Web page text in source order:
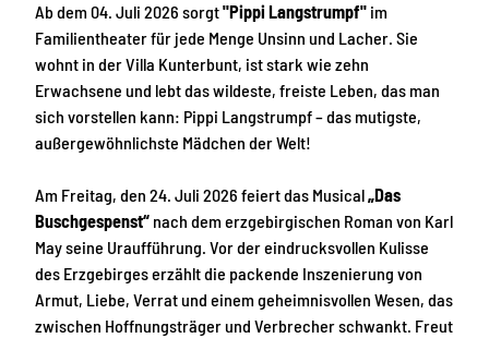
Ab dem 04. Juli 2026 sorgt"Pippi Langstrumpf" im
Familientheater für jede Menge Unsinn und Lacher. Sie
wohnt in der Villa Kunterbunt, ist stark wie zehn
Erwachsene und lebt das wildeste, freiste Leben, das man
sich vorstellen kann: Pippi Langstrumpf – das mutigste,
außergewöhnlichste Mädchen der Welt!
Am Freitag, den 24. Juli 2026 feiert das Musical„Das
Buschgespenst“ nach dem erzgebirgischen Roman von Karl
May seine Uraufführung. Vor der eindrucksvollen Kulisse
des Erzgebirges erzählt die packende Inszenierung von
Armut, Liebe, Verrat und einem geheimnisvollen Wesen, das
zwischen Hoffnungsträger und Verbrecher schwankt. Freut